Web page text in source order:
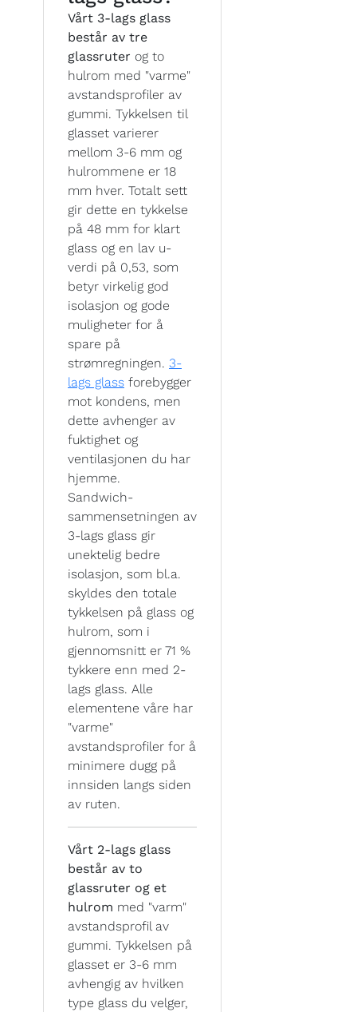
Vårt 3-lags glass
består av tre
glassruter og to
hulrom med "varme"
avstandsprofiler av
gummi. Tykkelsen til
glasset varierer
mellom 3-6 mm og
hulrommene er 18
mm hver. Totalt sett
gir dette en tykkelse
på 48 mm for klart
glass og en lav u-
verdi på 0,53, som
betyr virkelig god
isolasjon og gode
muligheter for å
spare på
strømregningen. 3-
lags glass forebygger
mot kondens, men
dette avhenger av
fuktighet og
ventilasjonen du har
hjemme.
Sandwich-
sammensetningen av
3-lags glass gir
unektelig bedre
isolasjon, som bl.a.
skyldes den totale
tykkelsen på glass og
hulrom, som i
gjennomsnitt er 71 %
tykkere enn med 2-
lags glass. Alle
elementene våre har
"varme"
avstandsprofiler for å
minimere dugg på
innsiden langs siden
av ruten.
Vårt 2-lags glass
består av to
glassruter og et
hulrom med "varm"
avstandsprofil av
gummi. Tykkelsen på
glasset er 3-6 mm
avhengig av hvilken
type glass du velger,